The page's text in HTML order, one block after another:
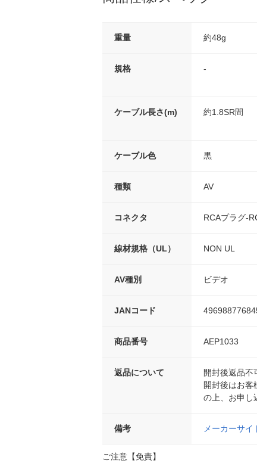
重量 約48g
規格 -
ケーブル長さ(m) 約1.8SR間
ケーブル色 黒
種類 AV
コネクタ RCAプラグ-
線材規格（UL） NON UL
AV種別 ビデオ
JANコード
商品番号 AEP1033
返品について
開封後返品不
開封後はお
の上、お申し
備考 メーカーサイ
ご注意【免責】